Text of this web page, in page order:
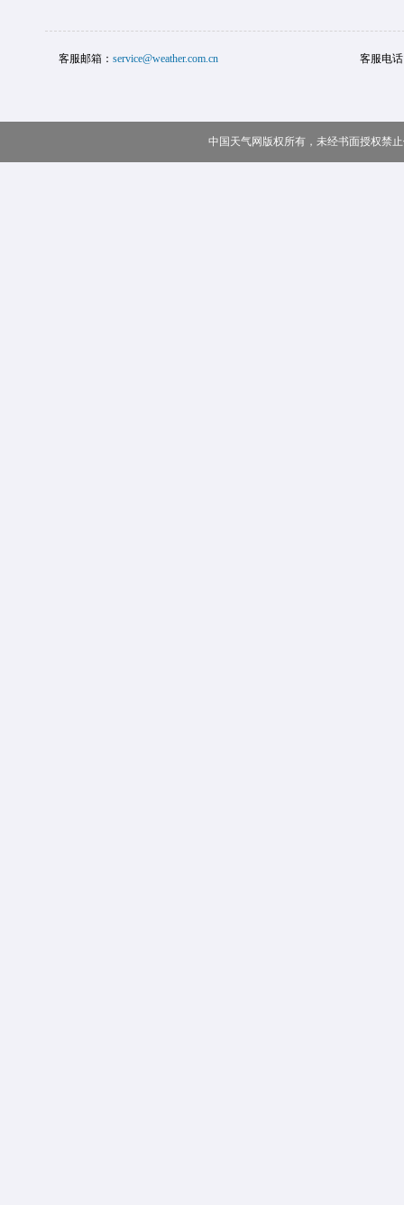
客服邮箱： service@weather.com.cn 客服电
中国天气网版权所有，未经书面授权